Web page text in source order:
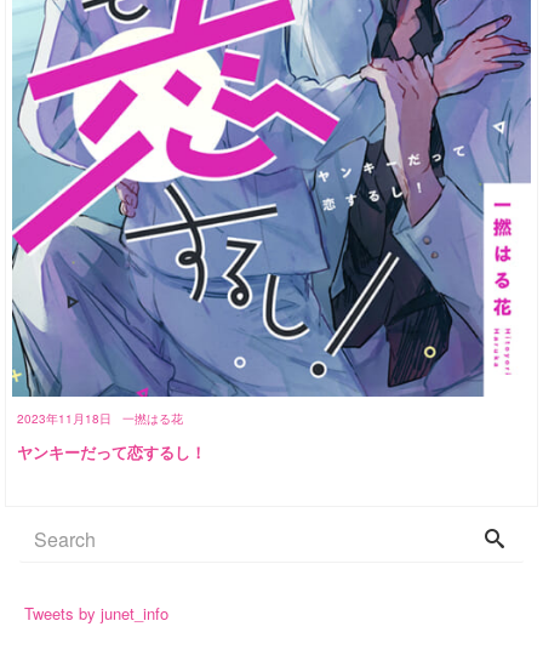
2023年11月18日 一撚はる花
ヤンキーだって恋するし！
Tweets by junet_info